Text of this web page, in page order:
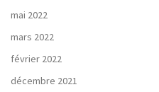
mai 2022
mars 2022
février 2022
décembre 2021